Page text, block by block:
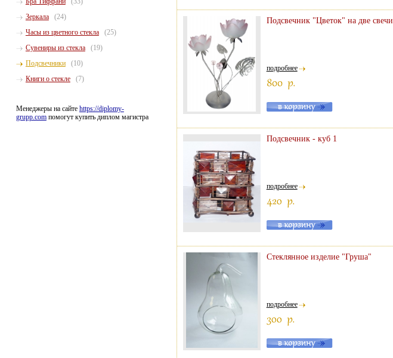
Подсвечник "Цветок" на две свечи
подробнее
Подсвечник - куб 1
подробнее
Стеклянное изделие "Груша"
подробнее
Зеркала
(24)
Часы из цветного стекла
(25)
Сувениры из стекла
(19)
Подсвечники
(10)
Книги о стекле
(7)
Менеджеры на сайте https://diplomy-
grupp.comпомогут купить диплом магистра